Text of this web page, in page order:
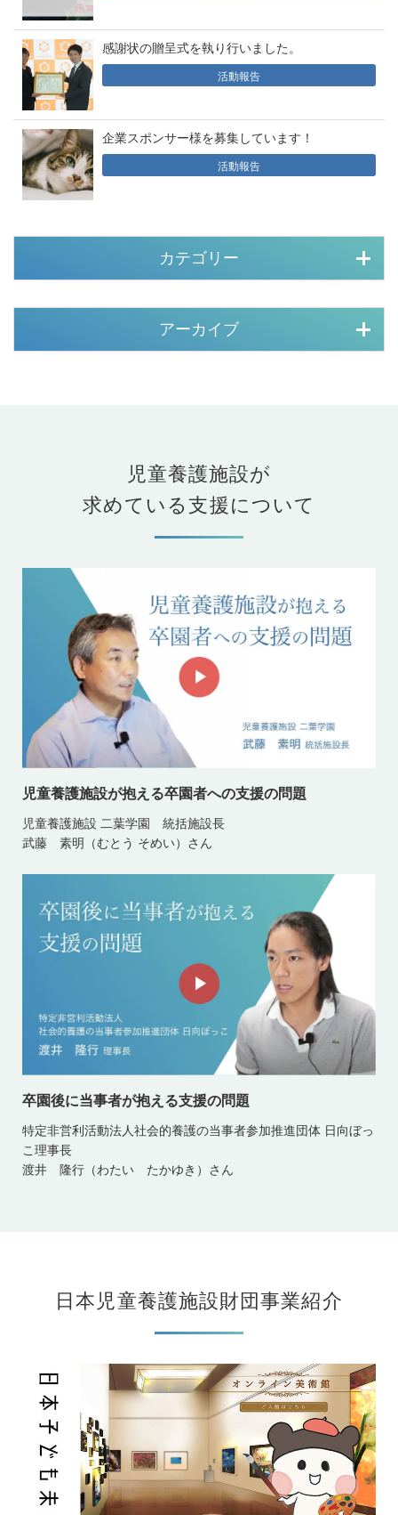
感謝状の贈呈式を執り行いました。
活動報告
企業スポンサー様を募集しています！
活動報告
カテゴリー
アーカイブ
児童養護施設が
求めている支援について
児童養護施設が抱える卒園者への支援の問題
児童養護施設 二葉学園 統括施設長
武藤 素明（むとう そめい）さん
卒園後に当事者が抱える支援の問題
特定非営利活動法人社会的養護の当事者参加推進団体 日向ぼっ
こ理事長
渡井 隆行（わたい たかゆき）さん
日本児童養護施設財団事業紹介